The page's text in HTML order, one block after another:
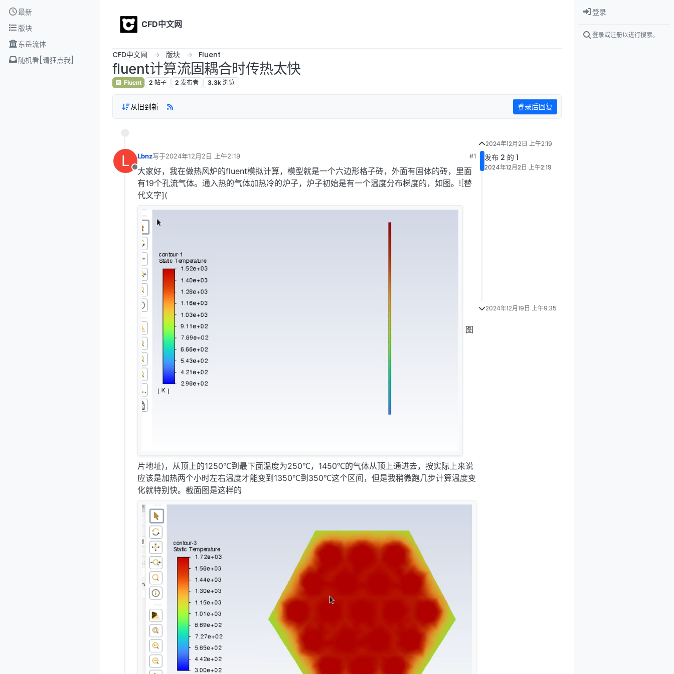
Skip to content
最新
版块
东岳流体
随机看[请狂点我]
CFD中文网
CFD中文网 版块 Fluent
fluent计算流固耦合时传热太快
Fluent 2 帖子 2 发布者 3.3k 浏览
从旧到新 登录后回复
L
离线
Lbnz写于2024年12月2日 上午2:19
最后由 编辑
#1
大家好，我在做热风炉的fluent模拟计算，模型就是一个六边形格子砖，外面有固体的砖，里面
有19个孔流气体。通入热的气体加热冷的炉子，炉子初始是有一个温度分布梯度的，如图。![替
代文字](
图
片地址)，从顶上的1250℃到最下面温度为250℃，1450℃的气体从顶上通进去，按实际上来说
应该是加热两个小时左右温度才能变到1350℃到350℃这个区间，但是我稍微跑几步计算温度变
化就特别快。截面图是这样的
2024年12月2日 上午2:19
发布 2 的 1
2024年12月2日 上午2:19
2024年12月19日 上午9:35
登录
登录或注册以进行搜索。